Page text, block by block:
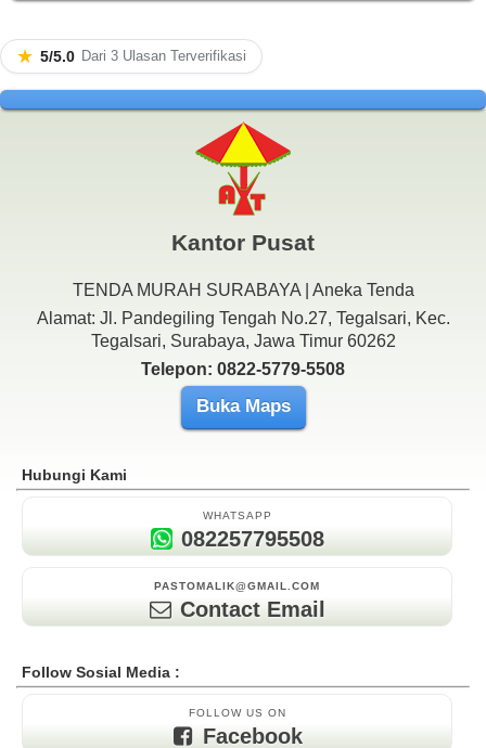
★ 5/5.0 Dari 3 Ulasan Terverifikasi
Kantor Pusat
TENDA MURAH SURABAYA | Aneka Tenda
Alamat: Jl. Pandegiling Tengah No.27, Tegalsari, Kec.
Tegalsari, Surabaya, Jawa Timur 60262
Telepon: 0822-5779-5508
Buka Maps
Hubungi Kami
WHATSAPP
082257795508
PASTOMALIK@GMAIL.COM
Contact Email
Follow Sosial Media :
FOLLOW US ON
Facebook